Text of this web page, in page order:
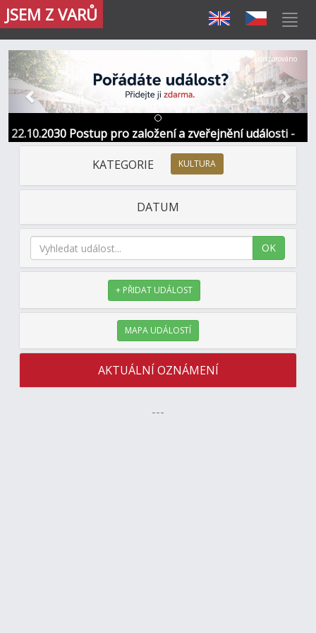
JSEM Z VARŮ
22.10.2030 Postup pro založení a zveřejnění události -
Informace / kontakt
Předchozí Další
Sponzorováno
KATEGORIE KULTURA
DATUM
OK
+ PŘIDAT UDÁLOST
MAPA UDÁLOSTÍ
AKTUÁLNÍ OZNÁMENÍ
---